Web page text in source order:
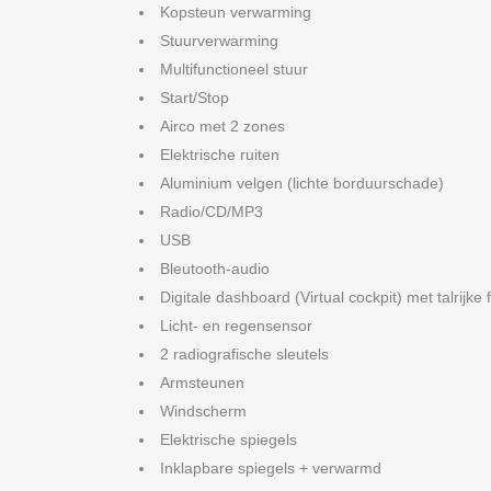
Kopsteun verwarming
Stuurverwarming
Multifunctioneel stuur
Start/Stop
Airco met 2 zones
Elektrische ruiten
Aluminium velgen (lichte borduurschade)
Radio/CD/MP3
USB
Bleutooth-audio
Digitale dashboard (Virtual cockpit) met talrijke
Licht- en regensensor
2 radiografische sleutels
Armsteunen
Windscherm
Elektrische spiegels
Inklapbare spiegels + verwarmd